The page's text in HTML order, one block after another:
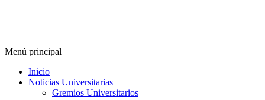
Menú principal
Inicio
Noticias Universitarias
Gremios Universitarios